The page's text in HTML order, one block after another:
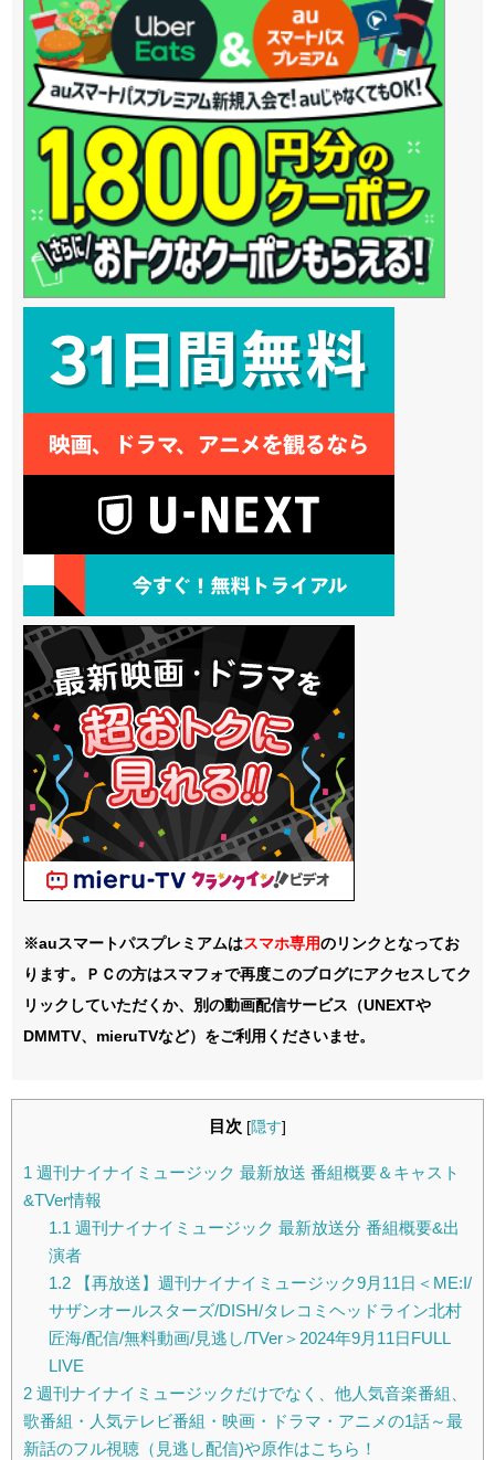
※auスマートパスプレミアムはスマホ専用のリンクとなってお
ります。ＰＣの方はスマフォで再度このブログにアクセスしてク
リックしていただくか、別の動画配信サービス（UNEXTや
DMMTV、mieruTVなど）をご利用くださいませ。
目次 [隠す]
1 週刊ナイナイミュージック 最新放送 番組概要＆キャスト
&TVer情報
1.1 週刊ナイナイミュージック 最新放送分 番組概要&出
演者
1.2【再放送】週刊ナイナイミュージック9月11日＜ME:I/
サザンオールスターズ/DISH/タレコミヘッドライン北村
匠海/配信/無料動画/見逃し/TVer＞2024年9月11日FULL
LIVE
2 週刊ナイナイミュージックだけでなく、他人気音楽番組、
歌番組・人気テレビ番組・映画・ドラマ・アニメの1話～最
新話のフル視聴（見逃し配信)や原作はこちら！